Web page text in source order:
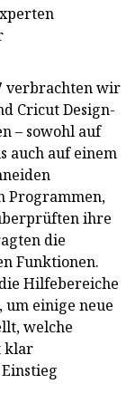
verbrachten wir
Cricut Design-
– sowohl auf
auch auf einem
Programmen,
ihre
die
Funktionen.
Hilfebereiche
um einige neue
welche
klar